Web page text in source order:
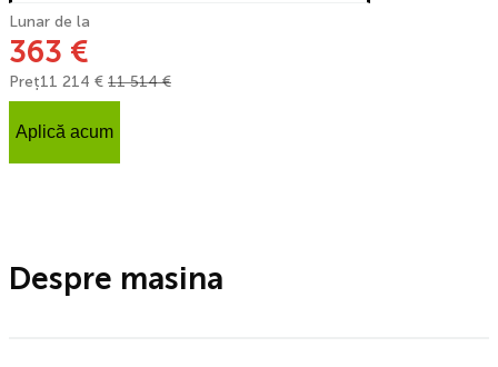
Lunar de la
363 €
Preț11 214 € 11 514 €
Aplică acum
Despre masina